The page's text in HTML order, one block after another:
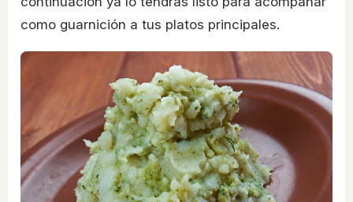
como guarnición a tus platos principales.